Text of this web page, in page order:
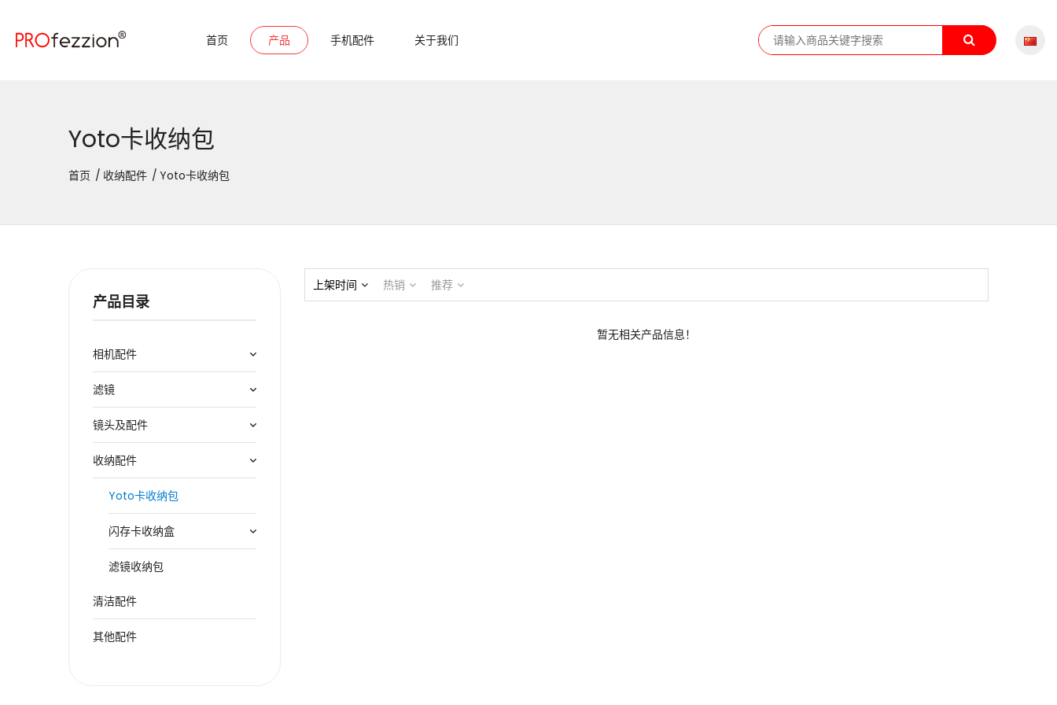
首页 产品 手机配件 关于我们
Yoto卡收纳包
首页 收纳配件 Yoto卡收纳包
产品目录
相机配件
滤镜
镜头及配件
收纳配件
Yoto卡收纳包
闪存卡收纳盒
滤镜收纳包
清洁配件
其他配件
上架时间 热销 推荐
暂无相关产品信息！